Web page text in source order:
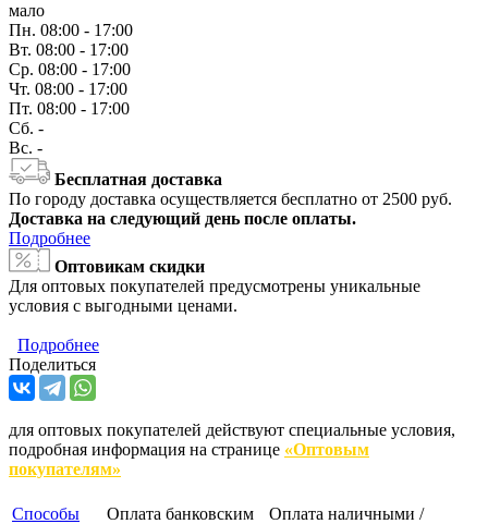
мало
Пн. 08:00 - 17:00
Вт. 08:00 - 17:00
Ср. 08:00 - 17:00
Чт. 08:00 - 17:00
Пт. 08:00 - 17:00
Сб. -
Вс. -
Бесплатная доставка
По городу доставка осуществляется бесплатно от 2500 руб.
Доставка на следующий день после оплаты.
Подробнее
Оптовикам скидки
Для оптовых покупателей предусмотрены уникальные
условия с выгодными ценами.
Подробнее
Поделиться
для оптовых покупателей действуют специальные условия,
подробная информация на странице «Оптовым
покупателям»
Способы
Оплата банковским
Оплата наличными /